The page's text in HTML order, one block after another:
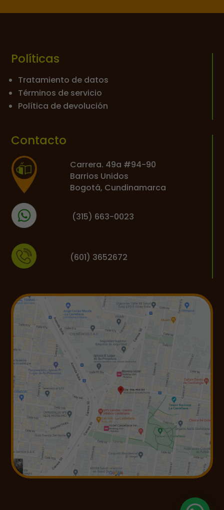
Políticas
Tratamiento de datos
Términos de servicio
Política de devolución
Contacto
Carrera. 49a #94-90
Barrios Unidos
Bogotá, Cundinamarca
(315) 663-0023
(601) 3652672